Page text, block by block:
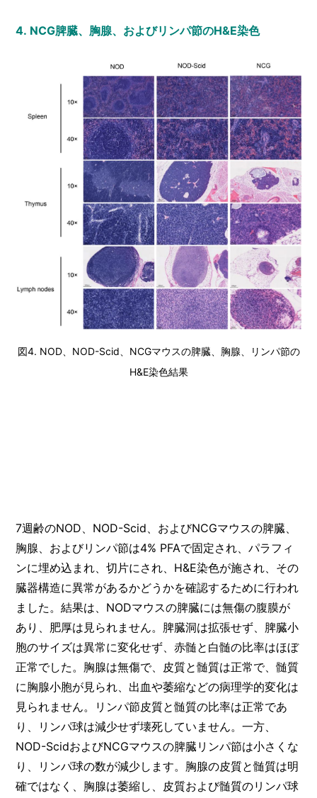
4. NCG脾臓、胸腺、およびリンパ節のH&E染色
図4. NOD、NOD-Scid、NCGマウスの脾臓、胸腺、リンパ節の
H&E染色結果
7週齢のNOD、NOD-Scid、およびNCGマウスの脾臓、
胸腺、およびリンパ節は4% PFAで固定され、パラフィ
ンに埋め込まれ、切片にされ、H&E染色が施され、その
臓器構造に異常があるかどうかを確認するために行われ
ました。結果は、NODマウスの脾臓には無傷の腹膜が
あり、肥厚は見られません。脾臓洞は拡張せず、脾臓小
胞のサイズは異常に変化せず、赤髄と白髄の比率はほぼ
正常でした。胸腺は無傷で、皮質と髄質は正常で、髄質
に胸腺小胞が見られ、出血や萎縮などの病理学的変化は
見られません。リンパ節皮質と髄質の比率は正常であ
り、リンパ球は減少せず壊死していません。一方、
NOD-ScidおよびNCGマウスの脾臓リンパ節は小さくな
り、リンパ球の数が減少します。胸腺の皮質と髄質は明
確ではなく、胸腺は萎縮し、皮質および髄質のリンパ球